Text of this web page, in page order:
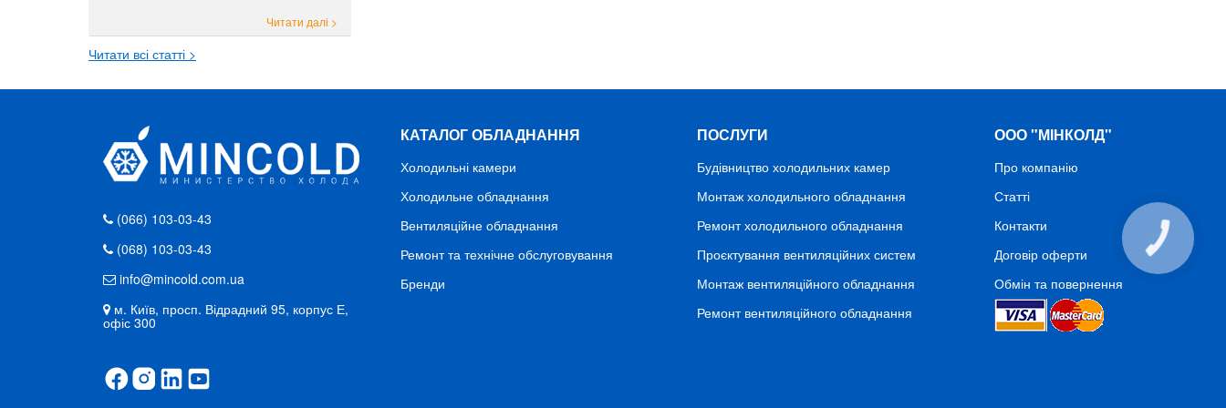
Читати далі >
Читати всі статті >
(066) 103-03-43
(068) 103-03-43
info@mincold.com.ua
м. Київ, просп. Відрадний 95, корпус Е,
офіс 300
КАТАЛОГ ОБЛАДНАННЯ
Холодильні камери
Холодильне обладнання
Вентиляційне обладнання
Ремонт та технічне обслуговування
Бренди
ПОСЛУГИ
Будівництво холодильних камер
Монтаж холодильного обладнання
Ремонт холодильного обладнання
Проєктування вентиляційних систем
Монтаж вентиляційного обладнання
Ремонт вентиляційного обладнання
ООО "МІНКОЛД"
Про компанію
Статті
Контакти
Договір оферти
Обмін та повернення